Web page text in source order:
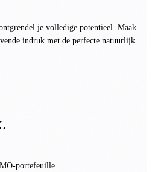
je volledige potentieel. Maak
indruk met de perfecte natuurlijk
portefeuille